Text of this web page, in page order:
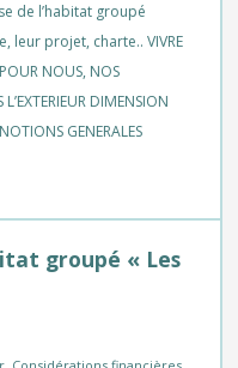
de l’habitat groupé
leur projet, charte.. VIVRE
NOUS, NOS
DIMENSION
GENERALES
groupé « Les